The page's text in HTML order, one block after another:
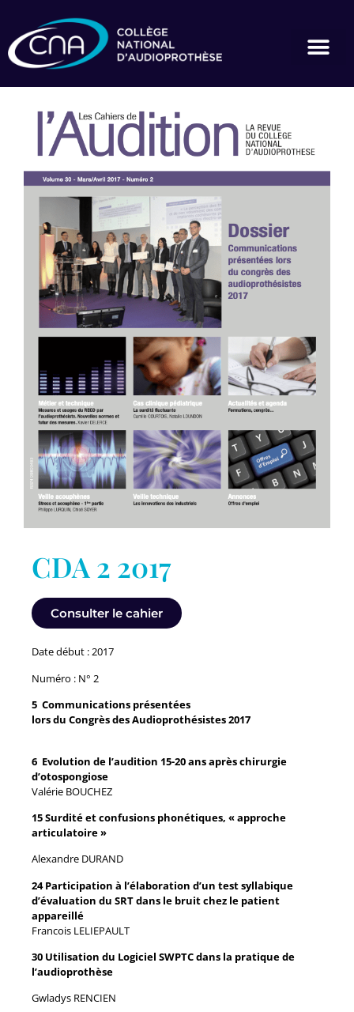
CDA 2 2017
Consulter le cahier
Date début : 2017
Numéro : N° 2
5 Communications présentées
lors du Congrès des Audioprothésistes 2017
6 Evolution de l’audition 15-20 ans après chirurgie
d’otospongiose
Valérie BOUCHEZ
15 Surdité et confusions phonétiques, « approche
articulatoire »
Alexandre DURAND
24 Participation à l’élaboration d’un test syllabique
d’évaluation du SRT dans le bruit chez le patient
appareillé
Francois LELIEPAULT
30 Utilisation du Logiciel SWPTC dans la pratique de
l’audioprothèse
Gwladys RENCIEN